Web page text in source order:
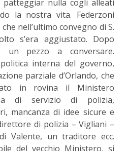
nulla cogli alleati
la nostra vita. Federzoni
nell’ultimo convegno di S.
s’era aggiustato. Dopo
un pezzo a conversare.
interna del governo,
parziale d’Orlando, che
in rovina il Ministero
di servizio di polizia,
mancanza di idee sicure e
di polizia – Vigliani –
Valente, un traditore ecc.
del vecchio Ministero, si